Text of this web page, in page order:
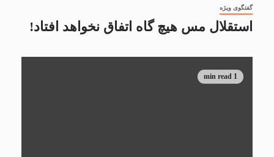
گفتگوی ویژه
استقلال مس هیچ گاه اتفاق نخواهد افتاد!
1 min read